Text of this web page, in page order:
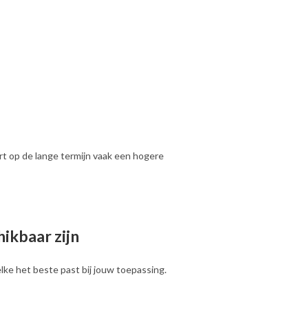
op de lange termijn vaak een hogere
zijn
het beste past bij jouw toepassing.